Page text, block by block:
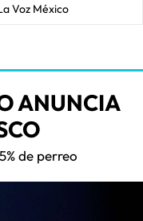
Voz México
ANUNCIA
de perreo